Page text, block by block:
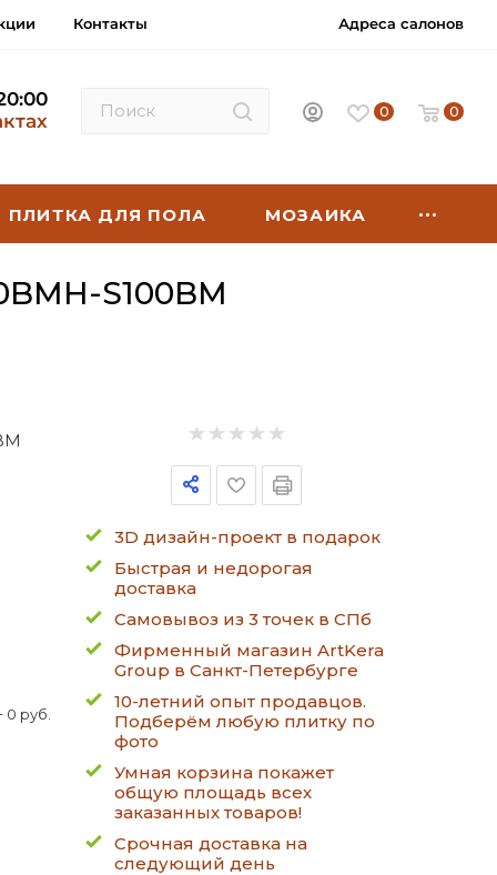
Контакты Адреса салонов
0 0
ПЛИТКА ДЛЯ ПОЛА МОЗАИКА
S100BM
0 руб.
3D дизайн-проект в подарок
Быстрая и недорогая
доставка
Самовывоз из 3 точек в СПб
Фирменный магазин ArtKera
Group в Санкт-Петербурге
10-летний опыт продавцов.
Подберём любую плитку по
фото
Умная корзина покажет
общую площадь всех
заказанных товаров!
Срочная доставка на
следующий день